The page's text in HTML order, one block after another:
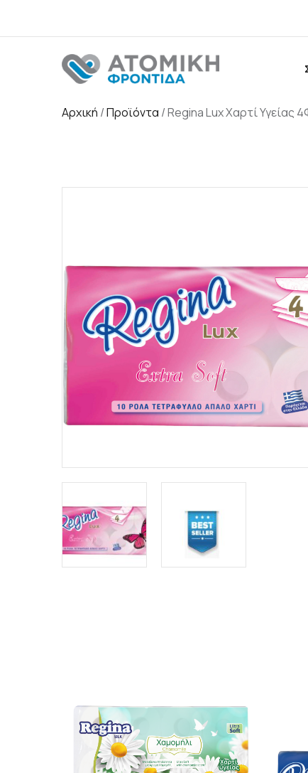
Αρχική /Προϊόντα /Regina Lux Χαρτί Υγείας